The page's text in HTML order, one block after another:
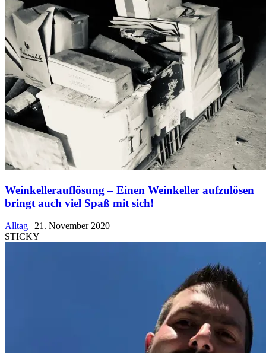
Weinkellerauflösung – Einen Weinkeller aufzulösen
bringt auch viel Spaß mit sich!
Alltag | 21. November 2020
STICKY